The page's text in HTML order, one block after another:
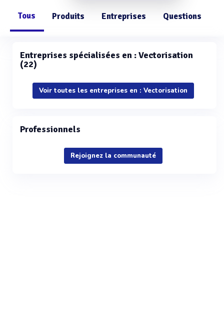
Tous Produits Entreprises Questions
Entreprises spécialisées en : Vectorisation
(22)
Voir toutes les entreprises en : Vectorisation
Professionnels
Rejoignez la communauté